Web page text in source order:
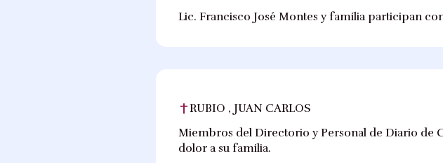
Lic. Francisco José Montes y familia participan
RUBIO , JUAN CARLOS
Miembros del Directorio y Personal de Diario de
dolor a su familia.